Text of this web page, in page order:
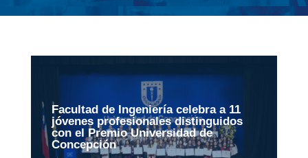
Facultad de Ingeniería celebra a 11
jóvenes profesionales distinguidos
con el Premio Universidad de
Concepción